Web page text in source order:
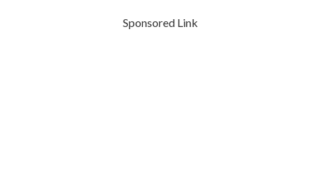
Sponsored Link